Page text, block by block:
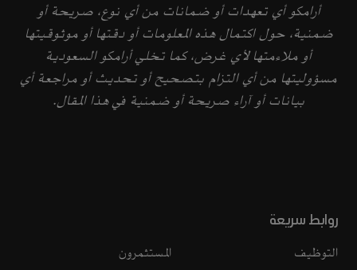
أرامكو أي تعهدات أو ضمانات من أي نوع، صريحة أو
ضمنية، حول اكتمال هذه المعلومات أو دقتها أو موثوقيتها
أو ملاءمتها لأي غرض، كما تخلي أرامكو السعودية
مسؤوليتها من أي التزام بتصحيح أو تحديث أو مراجعة أي
بيانات أو آراء صريحة أو ضمنية في هذا المقال.
روابط سريعة
التوظيف
المستثمرون